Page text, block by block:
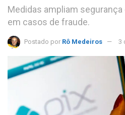
Medidas ampliam
em casos de fraude.
Postado por Rô Medeiros 3